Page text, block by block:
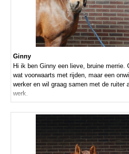
Ginny
Hi ik ben Ginny een lieve, bruine merrie.
wat voorwaarts met rijden, maar een
werker en wil graag samen met de ruiter
werk.